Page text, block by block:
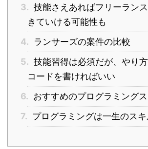
3. 技能さえあればフリーラン
きていける可能性も
4.
ランサーズの案件の比較
5. 技能習得は必須だが、やり
コードを書ければいい
6. おすすめのプログラミング
7. プログラミングは一生のス